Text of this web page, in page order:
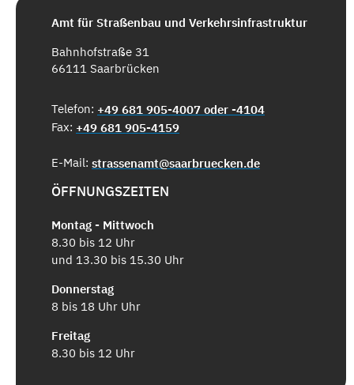
Amt für Straßenbau und Verkehrsinfrastruktur
Bahnhofstraße 31
66111 Saarbrücken
Telefon: +49 681 905-4007 oder -4104
Fax: +49 681 905-4159
E-Mail: strassenamt@saarbruecken.de
ÖFFNUNGSZEITEN
Montag - Mittwoch
8.30 bis 12 Uhr
und 13.30 bis 15.30 Uhr
Donnerstag
8 bis 18 Uhr Uhr
Freitag
8.30 bis 12 Uhr